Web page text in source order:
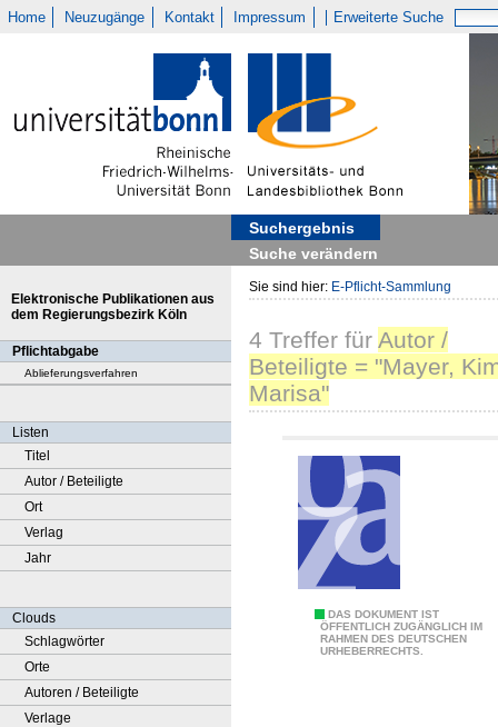
Home Neuzugänge Kontakt Impressum Erweiterte Suche
Suchergebnis
Suche verändern
Elektronische Publikationen aus
dem Regierungsbezirk Köln
Pflichtabgabe
Ablieferungsverfahren
Listen
Titel
Autor / Beteiligte
Ort
Verlag
Jahr
Clouds
Schlagwörter
Orte
Autoren / Beteiligte
Verlage
Sie sind hier: E-Pflicht-Sammlung
4 Treffer für Autor /
Beteiligte = "Mayer,
Marisa"
DAS DOKUMENT IST
ÖFFENTLICH ZUGÄNGLICH IM
RAHMEN DES DEUTSCHEN
URHEBERRECHTS.